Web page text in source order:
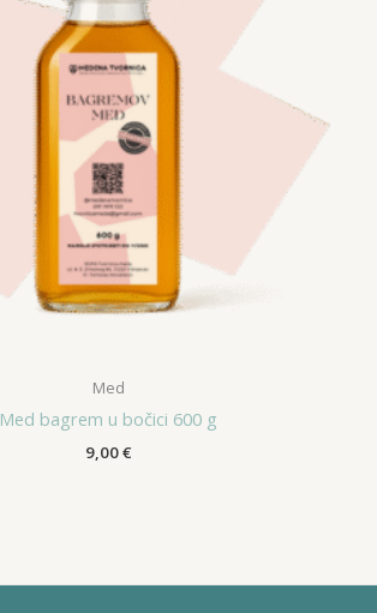
Med
Med bagrem u bočici 600 g
9,00€